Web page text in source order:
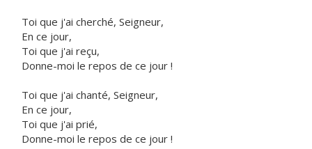
Toi que j'ai cherché, Seigneur,
En ce jour,
Toi que j'ai reçu,
Donne-moi le repos de ce jour !
Toi que j'ai chanté, Seigneur,
En ce jour,
Toi que j'ai prié,
Donne-moi le repos de ce jour !